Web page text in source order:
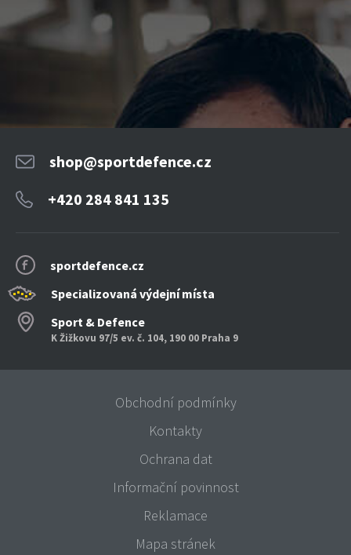
sportdefence.cz
Specializovaná výdejní místa
Sport & Defence
K Žižkovu 97/5 ev. č. 104, 190 00 Praha 9
shop@sportdefence.cz
+420 284 841 135
Obchodní podmínky
Kontakty
Ochrana dat
Informační povinnost
Reklamace
Mapa stránek